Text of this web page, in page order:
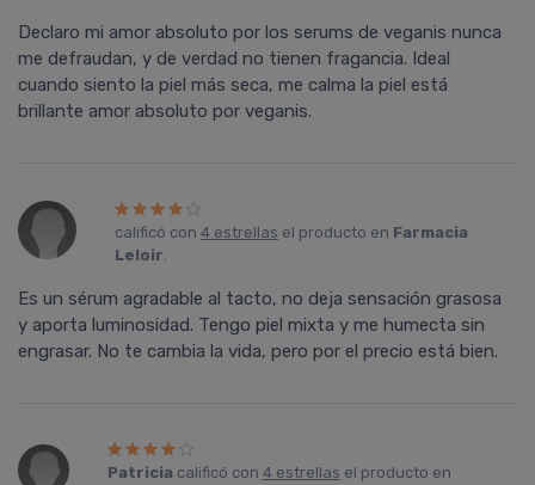
Declaro mi amor absoluto por los serums de veganis nunca
me defraudan, y de verdad no tienen fragancia. Ideal
cuando siento la piel más seca, me calma la piel está
brillante amor absoluto por veganis.
calificó con 4 estrellas el producto en Farmacia
Leloir.
Es un sérum agradable al tacto, no deja sensación grasosa
y aporta luminosidad. Tengo piel mixta y me humecta sin
engrasar. No te cambia la vida, pero por el precio está bien.
Patricia calificó con 4 estrellas el producto en